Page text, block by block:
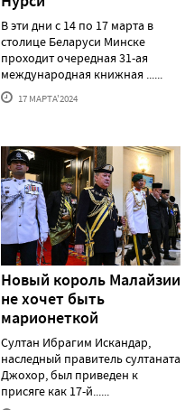
В эти дни с 14 по 17 марта в
столице Беларуси Минске
проходит очередная 31-ая
международная книжная ......
17 МАРТА'2024
Новый король Малайзии
не хочет быть
марионеткой
Султан Ибрагим Искандар,
наследный правитель султаната
Джохор, был приведен к
присяге как 17-й......